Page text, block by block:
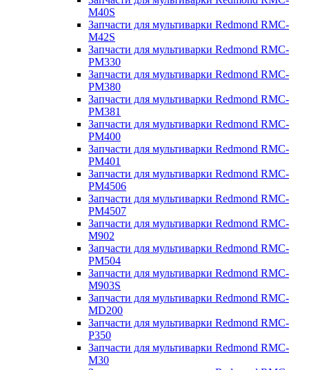
M40S
Запчасти для мультиварки Redmond RMC-
M42S
Запчасти для мультиварки Redmond RMC-
PM330
Запчасти для мультиварки Redmond RMC-
PM380
Запчасти для мультиварки Redmond RMC-
PM381
Запчасти для мультиварки Redmond RMC-
PM400
Запчасти для мультиварки Redmond RMC-
PM401
Запчасти для мультиварки Redmond RMC-
PM4506
Запчасти для мультиварки Redmond RMC-
PM4507
Запчасти для мультиварки Redmond RMC-
M902
Запчасти для мультиварки Redmond RMC-
PM504
Запчасти для мультиварки Redmond RMC-
M903S
Запчасти для мультиварки Redmond RMC-
MD200
Запчасти для мультиварки Redmond RMC-
P350
Запчасти для мультиварки Redmond RMC-
M30